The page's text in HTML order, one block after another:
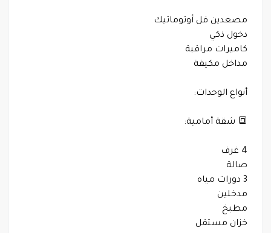
مصعدين فل أوتوماتيك
دخول ذكي
كاميرات مراقبة
مداخل مكيفة
أنواع الوحدات:
🔳 شقة أمامية:
4 غرف
صالة
3 دورات مياه
مدخلين
مطبخ
خزان مستقل